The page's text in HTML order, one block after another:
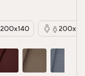
200х140